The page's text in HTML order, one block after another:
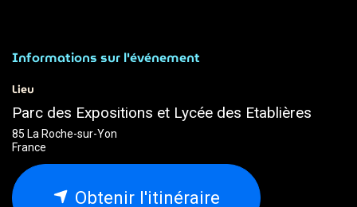
Informations sur l'événement
Lieu
Parc des Expositions et Lycée des Etablières
85 La Roche-sur-Yon
France
Obtenir l'itinéraire